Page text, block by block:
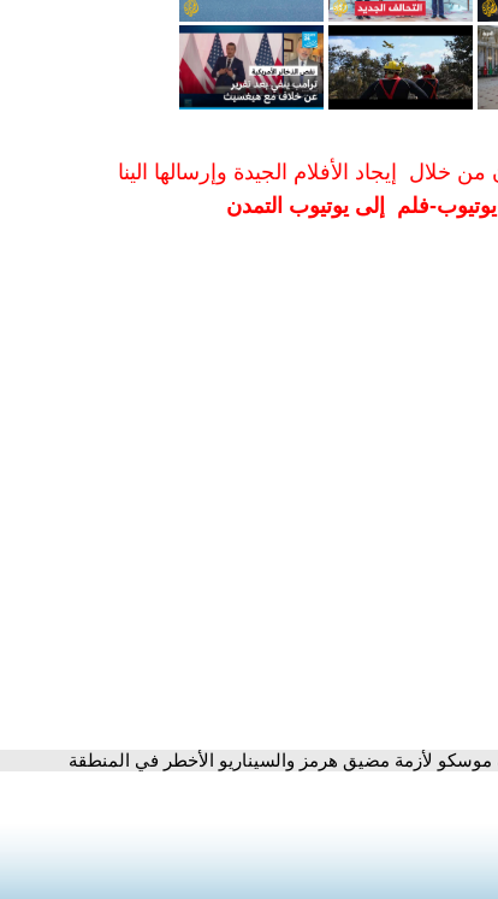
خلال إيجاد الأفلام الجيدة وإرسالها الينا
فلم إلى يوتيوب التمدن
موسكو لأزمة مضيق هرمز والسيناريو الأخطر في المنطقة